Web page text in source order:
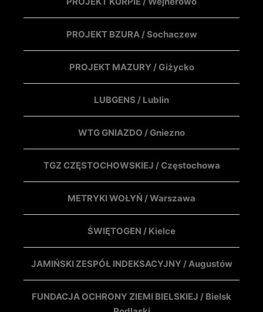
PROJEKT BZURA / Sochaczew
PROJEKT MAZURY / Giżycko
LUBGENS / Lublin
WTG GNIAZDO / Gniezno
TGZ CZĘSTOCHOWSKIEJ / Częstochowa
METRYKI WOŁYŃ / Warszawa
ŚWIĘTOGEN / Kielce
JAMIŃSKI ZESPÓŁ INDEKSACYJNY / Augustów
FUNDACJA OCHRONY ZIEMI BIELSKIEJ / Bielsk